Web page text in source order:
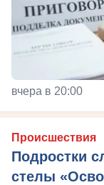
вчера в 20:00
Происшествия
Подростки
стелы